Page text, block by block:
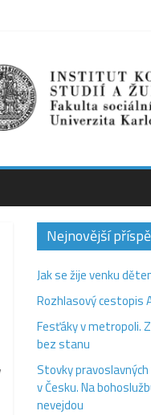
Nejnovější
Jak se žije venku
Rozhlasový cestopis
Fesťáky v metropoli.
bez stanu
Stovky
v Česku. Na
nevejdou